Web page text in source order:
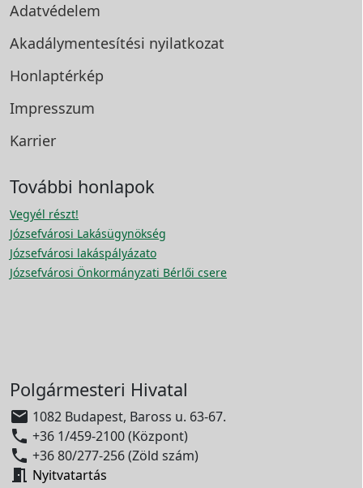
Adatvédelem
Akadálymentesítési nyilatkozat
Honlaptérkép
Impresszum
Karrier
További honlapok
Vegyél részt!
Józsefvárosi Lakásügynökség
Józsefvárosi lakáspályázato
Józsefvárosi Önkormányzati Bérlői csere
Polgármesteri Hivatal
 1082 Budapest, Baross u. 63-67.
 +36 1/459-2100 (Központ)
 +36 80/277-256 (Zöld szám)
 Nyitvatartás